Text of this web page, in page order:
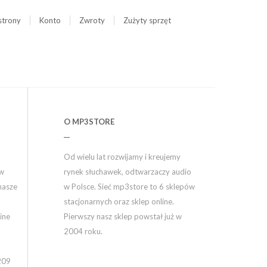
Konto Zwroty
Zużyty sprzęt
O MP3STORE
Od wielu lat rozwijamy i kreujemy
rynek słuchawek, odtwarzaczy audio
w Polsce. Sieć mp3store to 6 sklepów
stacjonarnych oraz sklep online.
Pierwszy nasz sklep powstał już w
2004 roku.